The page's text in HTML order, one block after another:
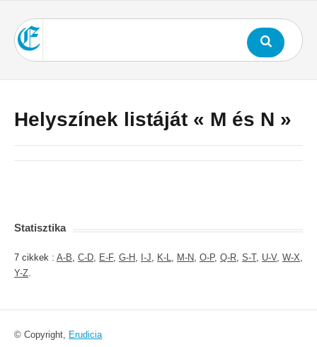
Helyszínek listáját « M és N »
Statisztika
7 cikkek : A-B, C-D, E-F, G-H , I-J, K-L, M-N, O-P, Q-R, S-T, U-V, W-X,
Y-Z.
© Copyright, Erudicia